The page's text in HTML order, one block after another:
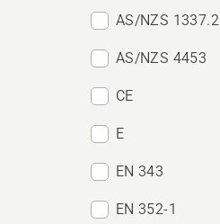
AS/NZS 1337.2
AS/NZS 4453
CE
E
EN 343
EN 352-1